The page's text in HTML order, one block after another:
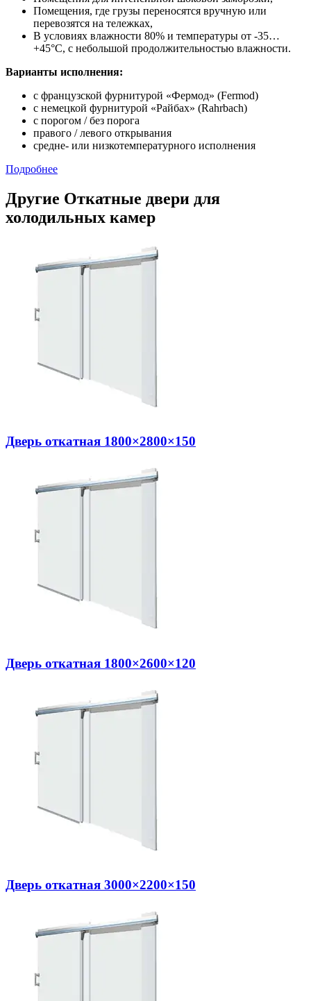
Помещения, где грузы переносятся вручную или
перевозятся на тележках,
В условиях влажности 80% и температуры от -35…
+45°С, с небольшой продолжительностью влажности.
Варианты исполнения:
с французской фурнитурой «Фермод» (Fermod)
c немецкой фурнитурой «Райбах» (Rahrbach)
с порогом / без порога
правого / левого открывания
средне- или низкотемпературного исполнения
Подробнее
Другие Откатные двери для
холодильных камер
Дверь откатная 1800×2800×150
Дверь откатная 1800×2600×120
Дверь откатная 3000×2200×150